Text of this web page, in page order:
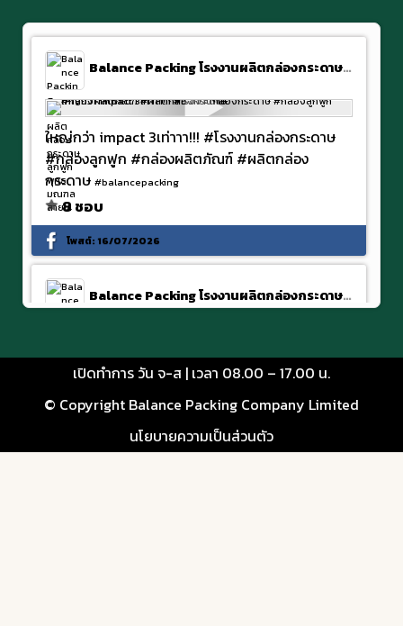
Balance Packing โรงงานผลิตกล่องกระดาษลูกฟูก พุทธมณฑลสาย 4
ใหญ่กว่า impact 3เท่าาา!!! #โรงงานกล่องกระดาษ
#กล่องลูกฟูก #กล่องผลิตภัณฑ์ #ผลิตกล่อง
กระดาษ #balancepacking
8 ชอบ
โพสต์:16/07/2026
Balance Packing โรงงานผลิตกล่องกระดาษลูกฟูก พุทธมณฑลสาย 4
จะกล่องพิซซ่าหรือกล่องอื่นๆ เรารับผลิตทุกรูปแบบ
#กล่องกระดาษ #กล่องพิซซ่า #โรงงานกล่องบรรจุ
#balancepacking
เปิดทำการ วัน จ-ส | เวลา 08.00 – 17.00 น.
© Copyright Balance Packing Company Limited
นโยบายความเป็นส่วนตัว